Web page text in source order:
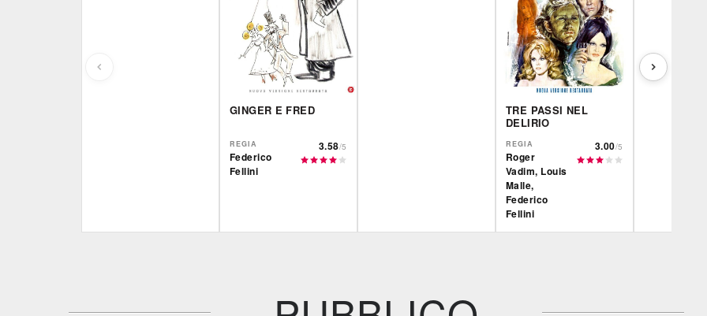
GINGER E FRED
REGIA
Federico
Fellini
3.58/5
TRE PASSI NEL
DELIRIO
REGIA
Roger
Vadim, Louis
Malle,
Federico
Fellini
3.00/5